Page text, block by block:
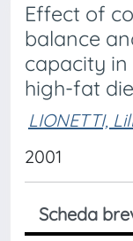
Effect of
balance
capacity
high-fat
LIONETTI,
2001
Scheda